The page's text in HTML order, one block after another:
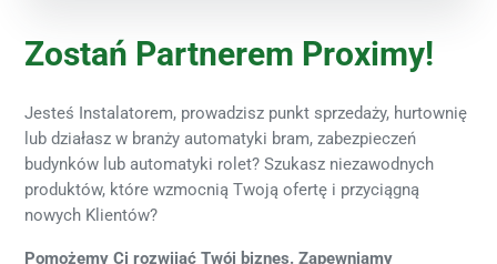
Zostań Partnerem Proximy!
Jesteś Instalatorem, prowadzisz punkt sprzedaży, hurtownię
lub działasz w branży automatyki bram, zabezpieczeń
budynków lub automatyki rolet? Szukasz niezawodnych
produktów, które wzmocnią Twoją ofertę i przyciągną
nowych Klientów?
Pomożemy Ci rozwijać Twój biznes. Zapewniamy